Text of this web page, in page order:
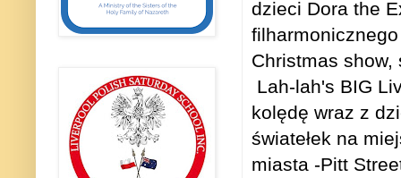
dzieci Dora the
Christmas
Lah-lah's BIG
kolędę wraz z
światełek na
miasta -Pitt